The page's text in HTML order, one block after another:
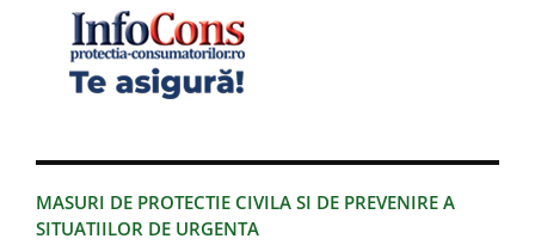
MASURI DE PROTECTIE CIVILA SI DE PREVENIRE A
SITUATIILOR DE URGENTA